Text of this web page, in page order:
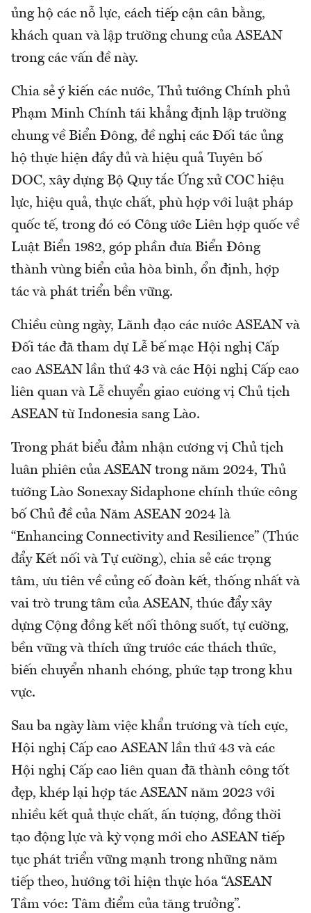
ủng hộ các nỗ lực, cách tiếp cận cân bằng,
khách quan và lập trường chung của ASEAN
trong các vấn đề này.
Chia sẻ ý kiến các nước, Thủ tướng Chính phủ
Phạm Minh Chính tái khẳng định lập trường
chung về Biển Đông, đề nghị các Đối tác ủng
hộ thực hiện đầy đủ và hiệu quả Tuyên bố
DOC, xây dựng Bộ Quy tắc Ứng xử COC hiệu
lực, hiệu quả, thực chất, phù hợp với luật pháp
quốc tế, trong đó có Công ước Liên hợp quốc về
Luật Biển 1982, góp phần đưa Biển Đông
thành vùng biển của hòa bình, ổn định, hợp
tác và phát triển bền vững.
Chiều cùng ngày, Lãnh đạo các nước ASEAN và
Đối tác đã tham dự Lễ bế mạc Hội nghị Cấp
cao ASEAN lần thứ 43 và các Hội nghị Cấp cao
liên quan và Lễ chuyển giao cương vị Chủ tịch
ASEAN từ Indonesia sang Lào.
Trong phát biểu đảm nhận cương vị Chủ tịch
luân phiên của ASEAN trong năm 2024, Thủ
tướng Lào Sonexay Sidaphone chính thức công
bố Chủ đề của Năm ASEAN 2024 là
“Enhancing Connectivity and Resilience” (Thúc
đẩy Kết nối và Tự cường), chia sẻ các trọng
tâm, ưu tiên về củng cố đoàn kết, thống nhất và
vai trò trung tâm của ASEAN, thúc đẩy xây
dựng Cộng đồng kết nối thông suốt, tự cường,
bền vững và thích ứng trước các thách thức,
biến chuyển nhanh chóng, phức tạp trong khu
vực.
Sau ba ngày làm việc khẩn trương và tích cực,
Hội nghị Cấp cao ASEAN lần thứ 43 và các
Hội nghị Cấp cao liên quan đã thành công tốt
đẹp, khép lại hợp tác ASEAN năm 2023 với
nhiều kết quả thực chất, ấn tượng, đồng thời
tạo động lực và kỳ vọng mới cho ASEAN tiếp
tục phát triển vững mạnh trong những năm
tiếp theo, hướng tới hiện thực hóa “ASEAN
Tầm vóc: Tâm điểm của tăng trưởng”.